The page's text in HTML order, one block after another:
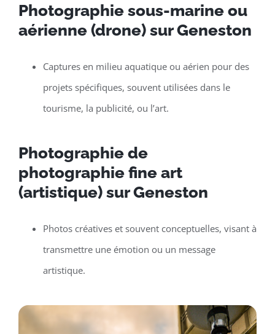
Photographie sous-marine ou
aérienne (drone) sur Geneston
Captures en milieu aquatique ou aérien pour des
projets spécifiques, souvent utilisées dans le
tourisme, la publicité, ou l’art.
Photographie de
photographie fine art
(artistique) sur Geneston
Photos créatives et souvent conceptuelles, visant à
transmettre une émotion ou un message
artistique.